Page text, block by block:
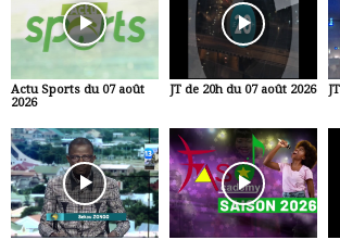
Actu Sports du 07 août
2026
JT de 20h du 07 août 2026